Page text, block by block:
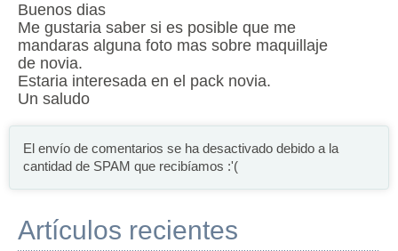
Buenos dias
Me gustaria saber si es posible que me
mandaras alguna foto mas sobre maquillaje
de novia.
Estaria interesada en el pack novia.
Un saludo
El envío de comentarios se ha desactivado debido a la
cantidad de SPAM que recibíamos :'(
Artículos recientes